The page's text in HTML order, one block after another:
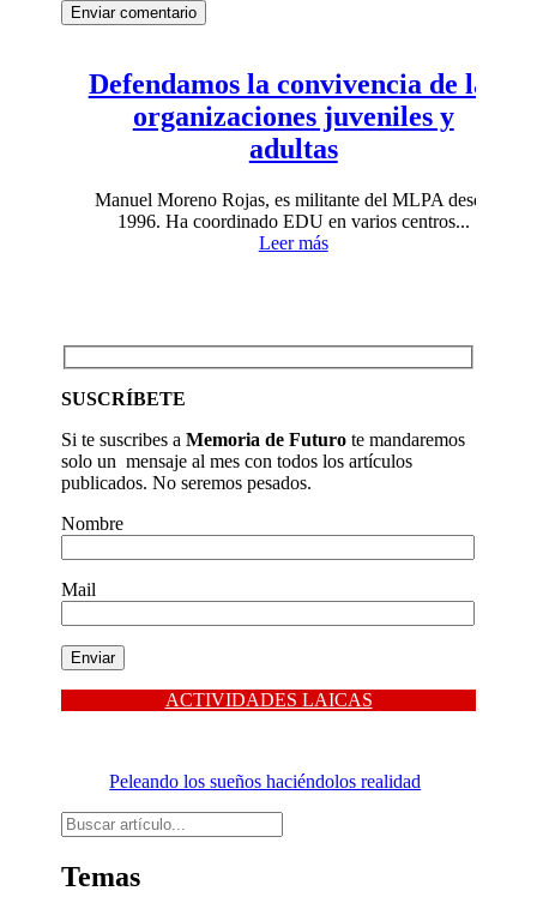
Enviar comentario
Defendamos la convivencia de las
organizaciones juveniles y
adultas
Manuel Moreno Rojas, es militante del MLPA desde
1996. Ha coordinado EDU en varios centros...
Leer más
SUSCRÍBETE
Si te suscribes aMemoria de Futuro te mandaremos
solo un mensaje al mes con todos los artículos
publicados. No seremos pesados.
Nombre
Mail
ACTIVIDADES LAICAS
Peleando los sueños haciéndolos realidad
Buscar
Temas